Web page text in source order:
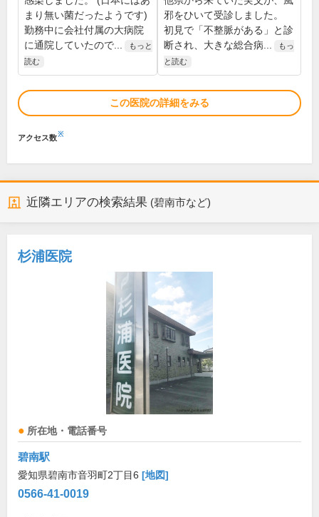
まり無い菌だったようです)
勤務中に会社付属の大病院
に通院していたので...
もっと
読む
邪をひいて受診しました。
初見で「不整脈がある」と診
断され、大きな総合病...
もっ
と読む
この医院の詳細をみる
アクセス数※
近隣エリアの検索結果 (碧南市など)
杉浦医院
所在地・電話番号
碧南駅
愛知県碧南市音羽町2丁目6 [地図]
0566-41-0019